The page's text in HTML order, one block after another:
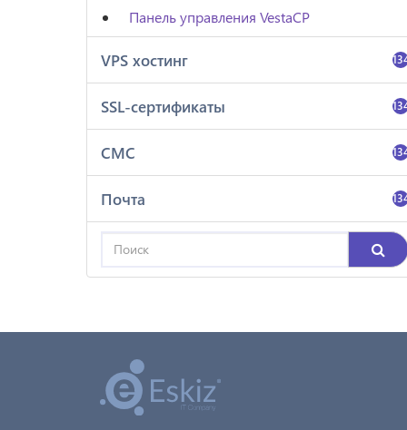
Панель управления VestaCP
VPS хостинг
SSL-сертификаты
СМС
Почта